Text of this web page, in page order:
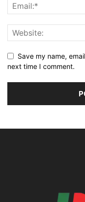
Save my name,
next time I comment.